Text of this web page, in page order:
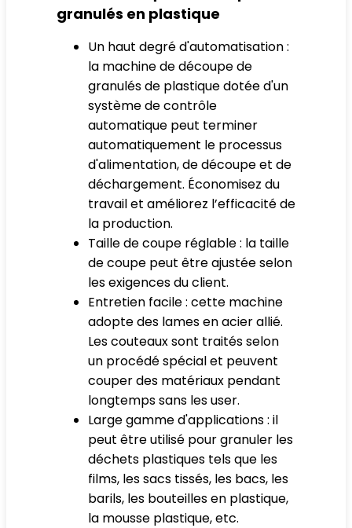
granulés en plastique
Un haut degré d'automatisation :
la machine de découpe de
granulés de plastique dotée d'un
système de contrôle
automatique peut terminer
automatiquement le processus
d'alimentation, de découpe et de
déchargement. Économisez du
travail et améliorez l’efficacité de
la production.
Taille de coupe réglable : la taille
de coupe peut être ajustée selon
les exigences du client.
Entretien facile : cette machine
adopte des lames en acier allié.
Les couteaux sont traités selon
un procédé spécial et peuvent
couper des matériaux pendant
longtemps sans les user.
Large gamme d'applications : il
peut être utilisé pour granuler les
déchets plastiques tels que les
films, les sacs tissés, les bacs, les
barils, les bouteilles en plastique,
la mousse plastique, etc.